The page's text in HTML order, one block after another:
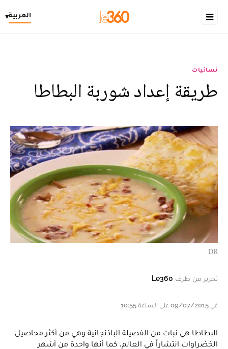
العربية▾
نسائيات
طريقة إعداد شوربة البطاطا
DR
تحرير من طرف Le360
في 09/07/2015 على الساعة 10:55
البطاطا هي نبات من الفصيلة‎ ‎الباذنجانية‎ ‎وهي من أكثر محاصيل
الخضراوات انتشاراً في‎ ‎العالم، ‏كما أنها واحدة من أشهر